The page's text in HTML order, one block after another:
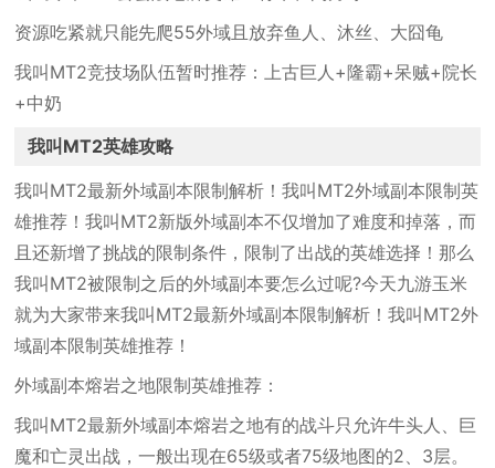
资源吃紧就只能先爬55外域且放弃鱼人、沐丝、大囧龟
我叫MT2竞技场队伍暂时推荐：上古巨人+隆霸+呆贼+院长
+中奶
我叫MT2英雄攻略
我叫MT2最新外域副本限制解析！我叫MT2外域副本限制英
雄推荐！我叫MT2新版外域副本不仅增加了难度和掉落，而
且还新增了挑战的限制条件，限制了出战的英雄选择！那么
我叫MT2被限制之后的外域副本要怎么过呢?今天九游玉米
就为大家带来我叫MT2最新外域副本限制解析！我叫MT2外
域副本限制英雄推荐！
外域副本熔岩之地限制英雄推荐：
我叫MT2最新外域副本熔岩之地有的战斗只允许牛头人、巨
魔和亡灵出战，一般出现在65级或者75级地图的2、3层。